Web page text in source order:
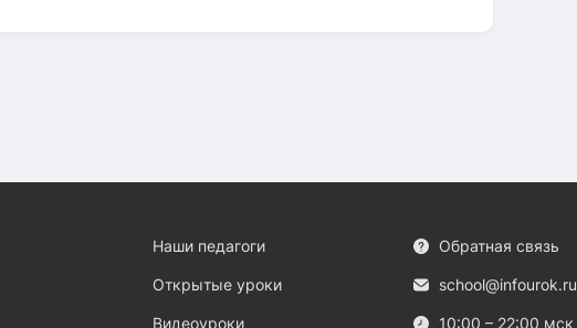
Наши педагоги
Открытые уроки
Видеоуроки
Обратная связь
school@infourok.ru
10:00 – 22:00 мск